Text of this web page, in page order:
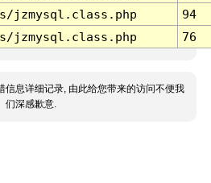
jzmysql.class.php
94
jzmysql.class.php 76
信息详细记录, 由此给您带来的访问不便我
们深感歉意.